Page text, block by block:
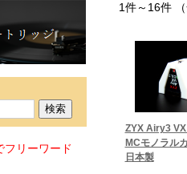
リーワード
1件～16件 （
ZYX Airy3
MCモノラル
日本製